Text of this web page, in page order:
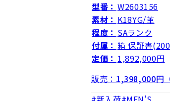
型番： W2603156
素材： K18YG/革
程度： SAランク
付属： 箱 保証書
定価： 1,892,000円
販売： 1,398,000円